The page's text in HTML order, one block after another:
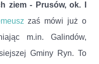
ziem - Prusów, ok. I
zaś mówi już o
m.in. Galindów,
Gminy Ryn. To